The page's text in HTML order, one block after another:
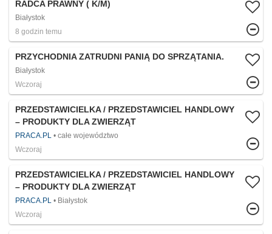
RADCA PRAWNY ( K/M)
Białystok
8 godzin temu
PRZYCHODNIA ZATRUDNI PANIĄ DO SPRZĄTANIA.
Białystok
Wczoraj
PRZEDSTAWICIELKA / PRZEDSTAWICIEL HANDLOWY
– PRODUKTY DLA ZWIERZĄT
PRACA.PL
całe województwo
Wczoraj
PRZEDSTAWICIELKA / PRZEDSTAWICIEL HANDLOWY
– PRODUKTY DLA ZWIERZĄT
PRACA.PL
Białystok
Wczoraj